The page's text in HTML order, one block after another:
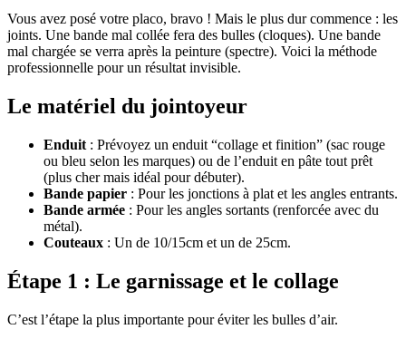
Vous avez posé votre placo, bravo ! Mais le plus dur commence : les
joints. Une bande mal collée fera des bulles (cloques). Une bande
mal chargée se verra après la peinture (spectre). Voici la méthode
professionnelle pour un résultat invisible.
Le matériel du jointoyeur
Enduit : Prévoyez un enduit “collage et finition” (sac rouge
ou bleu selon les marques) ou de l’enduit en pâte tout prêt
(plus cher mais idéal pour débuter).
Bande papier : Pour les jonctions à plat et les angles entrants.
Bande armée : Pour les angles sortants (renforcée avec du
métal).
Couteaux : Un de 10/15cm et un de 25cm.
Étape 1 : Le garnissage et le collage
C’est l’étape la plus importante pour éviter les bulles d’air.